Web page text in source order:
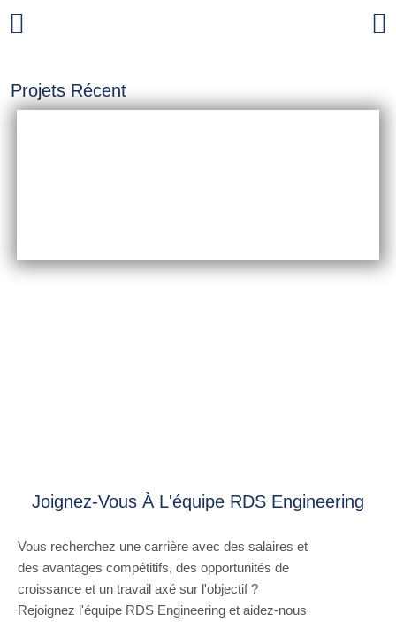
Projets Récent
Joignez-Vous À L'équipe RDS Engineering
Vous recherchez une carrière avec des salaires et
des avantages compétitifs, des opportunités de
croissance et un travail axé sur l'objectif ?
Rejoignez l'équipe RDS Engineering et aidez-nous